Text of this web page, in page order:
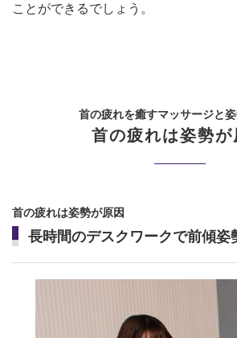
ことができるでしょう。
首の疲れを癒すマッサージと
首の疲れは姿勢が
首の疲れは姿勢が原因
長時間のデスクワークで前傾姿